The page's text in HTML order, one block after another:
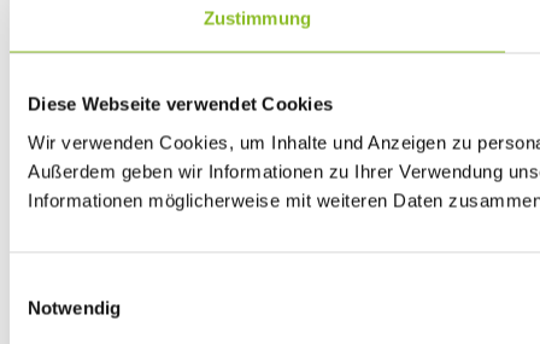
Zustimmung
Diese Webseite verwendet Cookies
Wir verwenden Cookies, um Inhalte und Anzeigen zu
Außerdem geben wir Informationen zu Ihrer Verwendung
Informationen möglicherweise mit weiteren Daten
Notwendig